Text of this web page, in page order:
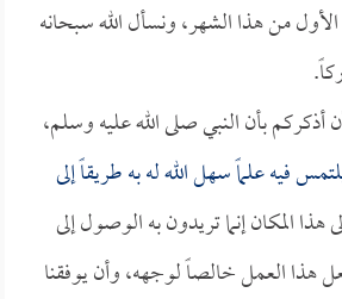
الأول من هذا الشهر، ونسأل الله سبحانه
أذكركم بأن النبي صلى الله عليه وسلم،
فيه علماً سهل الله له به طريقاً إلى
المكان إنما تريدون به الوصول إلى
هذا العمل خالصاً لوجهه، وأن يوفقنا